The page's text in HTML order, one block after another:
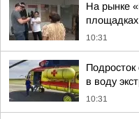
На рынке
10:31
в воду
10:31